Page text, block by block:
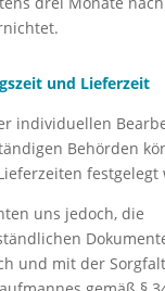
und Lieferzeit
individuellen
Behörden
festgelegt
uns jedoch, die
und mit der